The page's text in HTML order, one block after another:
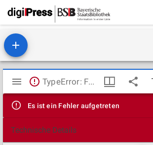
Mirador
Viewer
TypeError: Failed to fetch
Es ist ein Fehler aufgetreten
Technische Details